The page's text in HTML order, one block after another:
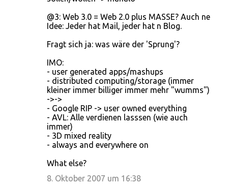
@3: Web 3.0 = Web 2.0 plus MASSE? Auch ne
Idee: Jeder hat Mail, jeder hat n Blog.
Fragt sich ja: was wäre der 'Sprung'?
IMO:
- user generated apps/mashups
- distributed computing/storage (immer
kleiner immer billiger immer mehr "wumms")
->->
- Google RIP -> user owned everything
- AVL: Alle verdienen lasssen (wie auch
immer)
- 3D mixed reality
- always and everywhere on
What else?
8. Oktober 2007 um 16:38